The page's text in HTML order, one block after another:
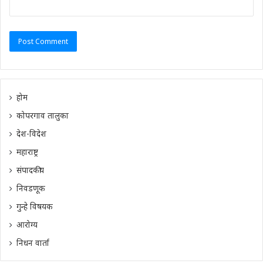
होम
कोपरगाव तालुका
देश-विदेश
महाराष्ट्र
संपादकीय
निवडणूक
गुन्हे विषयक
आरोग्य
निधन वार्ता